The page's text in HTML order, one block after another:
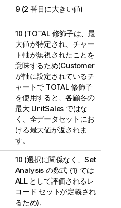
9 (2 番目に大きい値)
10 (TOTAL修飾子は、最
大値が特定され、チャー
ト軸が無視されたことを
意味するため)Customer
が軸に設定されているチ
ャートで TOTAL修飾子
を使用すると、各顧客の
最大 UnitSales ではな
く、全データセットにお
ける最大値が返されま
す。
10 (選択に関係なく、 Set
Analysis の数式 {1} では
ALLとして評価されるレ
コード セットが定義され
るため)。